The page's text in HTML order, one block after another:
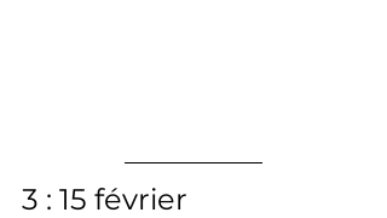
3 : 15 février